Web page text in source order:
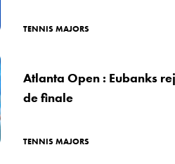
TENNIS MAJORS
Atlanta Open : Eubanks
de finale
TENNIS MAJORS